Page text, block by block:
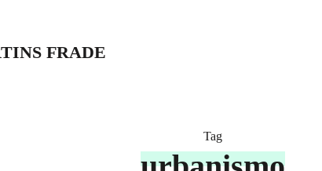
FRADE
Tag